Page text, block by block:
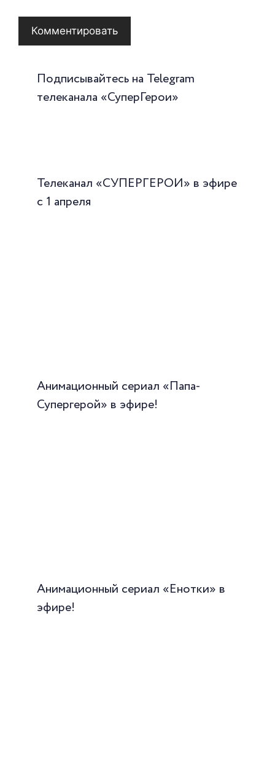
Подписывайтесь на Telegram
телеканала «СуперГерои»
Телеканал «СУПЕРГЕРОИ» в эфире
с 1 апреля
Анимационный сериал «Папа-
Супергерой» в эфире!
Анимационный сериал «Енотки» в
эфире!